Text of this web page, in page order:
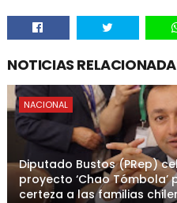
NOTICIAS
NACIONAL
Diputado Bustos (PRep)
proyecto ‘Chao
certeza a las familias